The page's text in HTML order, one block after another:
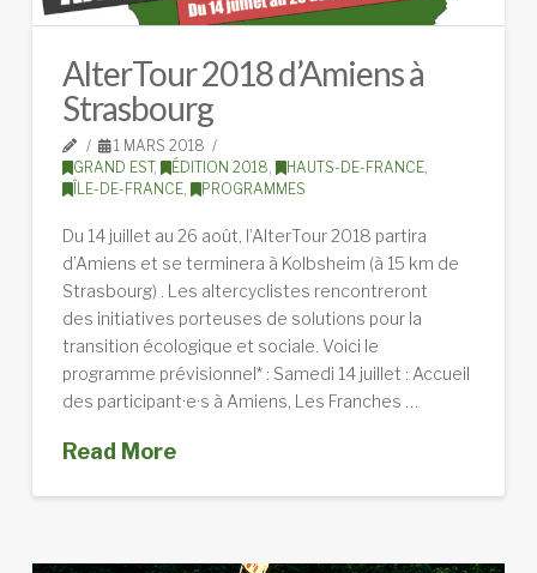
AlterTour 2018 d’Amiens à
Strasbourg
1 MARS 2018
GRAND EST, ÉDITION 2018, HAUTS-DE-FRANCE,
ÎLE-DE-FRANCE, PROGRAMMES
Du 14 juillet au 26 août, l’AlterTour 2018 partira
d’Amiens et se terminera à Kolbsheim (à 15 km de
Strasbourg) . Les altercyclistes rencontreront
des initiatives porteuses de solutions pour la
transition écologique et sociale. Voici le
programme prévisionnel* : Samedi 14 juillet : Accueil
des participant·e·s à Amiens, Les Franches …
Read More